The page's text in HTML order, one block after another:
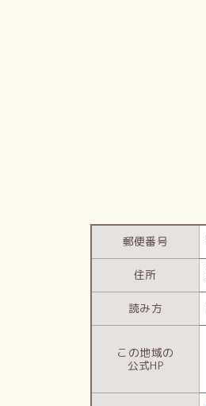
郵便番号
住所
読み方
この地域の
公式HP